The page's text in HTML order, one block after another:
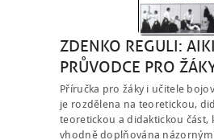
ZDENKO REGULI:
PRŮVODCE PRO
Příručka pro žáky i učitele
je rozdělena na teoretickou,
teoretickou a didaktickou část,
vhodně doplňována